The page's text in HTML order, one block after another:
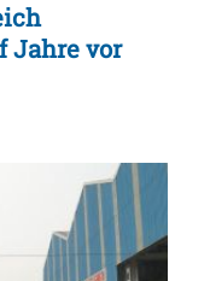
Jahre vor